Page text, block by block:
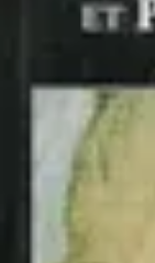
Recettes de Poissons
Recettes de Papillote
Recettes
Recettes de